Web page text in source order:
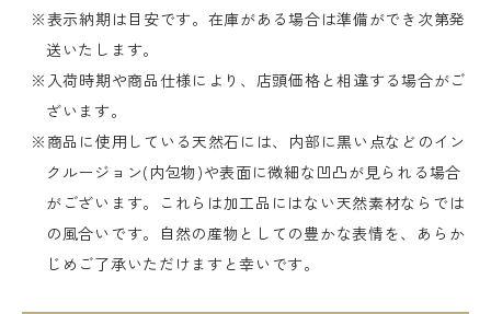
※表示納期は目安です。在庫がある場合は準備ができ次第発
送いたします。
※入荷時期や商品仕様により、店頭価格と相違する場合がご
ざいます。
※商品に使用している天然石には、内部に黒い点などのイン
クルージョン(内包物)や表面に微細な凹凸が見られる場合
がございます。これらは加工品にはない天然素材ならでは
の風合いです。自然の産物としての豊かな表情を、あらか
じめご了承いただけますと幸いです。